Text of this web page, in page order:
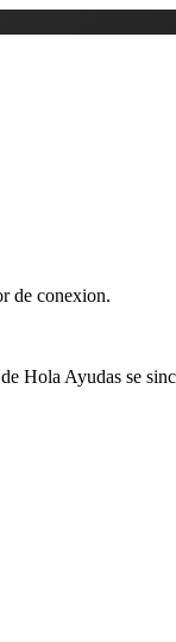
de conexion.
Hola Ayudas se